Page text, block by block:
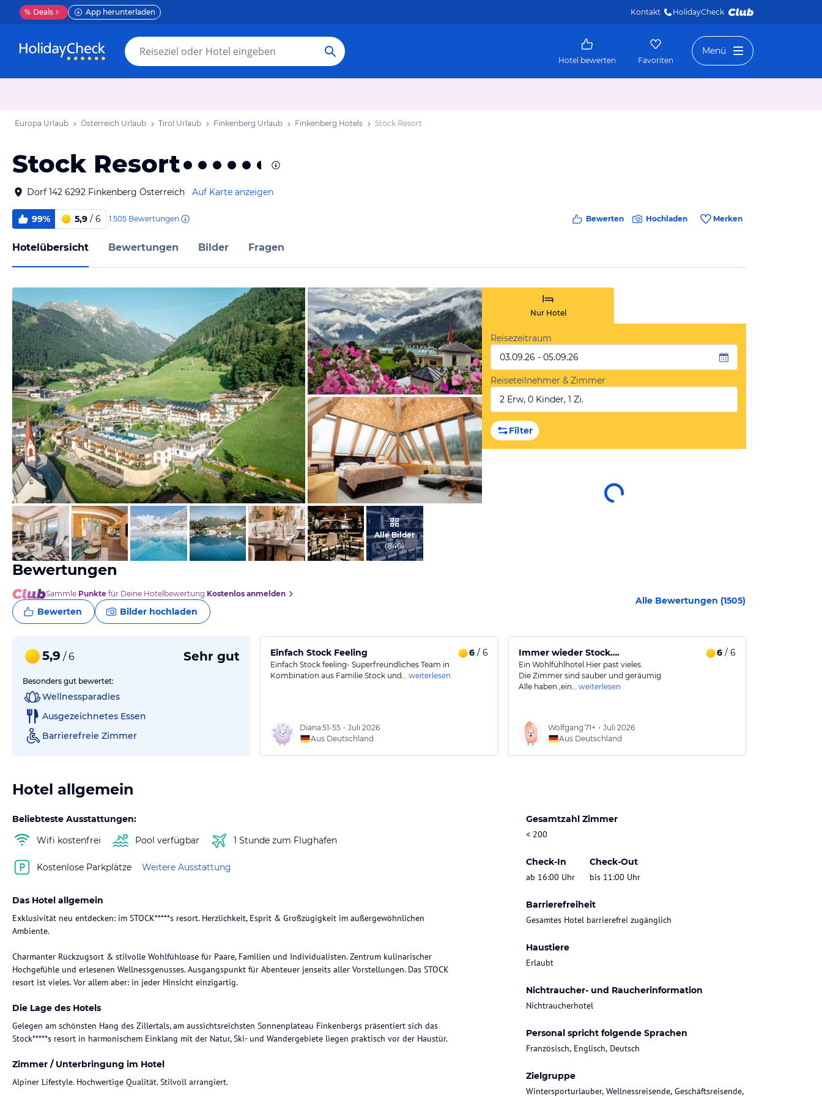
% Deals App herunterladen Kontakt HolidayCheck
Hotel bewerten Favoriten
Menü
Europa Urlaub Österreich Urlaub Tirol Urlaub Finkenberg Urlaub Finkenberg Hotels Stock Resort
Stock Resort
Dorf 142 6292 Finkenberg Österreich Auf Karte anzeigen
99% 5,9 / 6 1.505 Bewertungen Bewerten Hochladen Merken
Hotelübersicht Bewertungen Bilder Fragen
vom Hotelier, September 2023
von Christina, September 2025
vom Hotelier, Juni 2020
Alle Bilder
(840)
Nur Hotel
Reisezeitraum
03.09.26 - 05.09.26
Reiseteilnehmer & Zimmer
2 Erw, 0 Kinder, 1 Zi.
Filter
Bewertungen
Sammle Punkte für Deine Hotelbewertung.Kostenlos anmelden
Bewerten Bilder hochladen
Alle Bewertungen (1505)
5,9 / 6 Sehr gut
Besonders gut bewertet:
Wellnessparadies
Ausgezeichnetes Essen
Barrierefreie Zimmer
Einfach Stock Feeling 6/ 6
Einfach Stock feeling- Superfreundliches Team in
Kombination aus Familie Stock und… weiterlesen
Diana 51-55 • Juli 2026
Aus Deutschland
Immer wieder Stock…. 6/ 6
Ein Wohlfühlhotel.Hier past vieles.
Die Zimmer sind sauber und geräumig
Alle haben ,ein… weiterlesen
Wolfgang 71+ • Juli 2026
Aus Deutschland
Hotel allgemein
Beliebteste Ausstattungen:
Wifi kostenfrei
Pool verfügbar 1 Stunde zum Flughafen
Kostenlose Parkplätze Weitere Ausstattung
Gesamtzahl Zimmer
< 200
Check-In
ab 16:00 Uhr
Check-Out
bis 11:00 Uhr
Barrierefreiheit
Gesamtes Hotel barrierefrei zugänglich
Haustiere
Erlaubt
Nichtraucher- und Raucherinformation
Nichtraucherhotel
Personal spricht folgende Sprachen
Französisch, Englisch, Deutsch
Zielgruppe
Wintersporturlauber, Wellnessreisende, Geschäftsreisende,
Das Hotel allgemein
Exklusivität neu entdecken: im STOCK*****s resort. Herzlichkeit, Esprit & Großzügigkeit im außergewöhnlichen
Ambiente.
Charmanter Rückzugsort & stilvolle Wohlfühloase für Paare, Familien und Individualisten. Zentrum kulinarischer
Hochgefühle und erlesenen Wellnessgenusses. Ausgangspunkt für Abenteuer jenseits aller Vorstellungen. Das STOCK
resort ist vieles. Vor allem aber: in jeder Hinsicht einzigartig.
Die Lage des Hotels
Gelegen am schönsten Hang des Zillertals, am aussichtsreichsten Sonnenplateau Finkenbergs präsentiert sich das
Stock*****s resort in harmonischem Einklang mit der Natur, Ski- und Wandergebiete liegen praktisch vor der Haustür.
Zimmer / Unterbringung im Hotel
Alpiner Lifestyle. Hochwertige Qualität. Stilvoll arrangiert.